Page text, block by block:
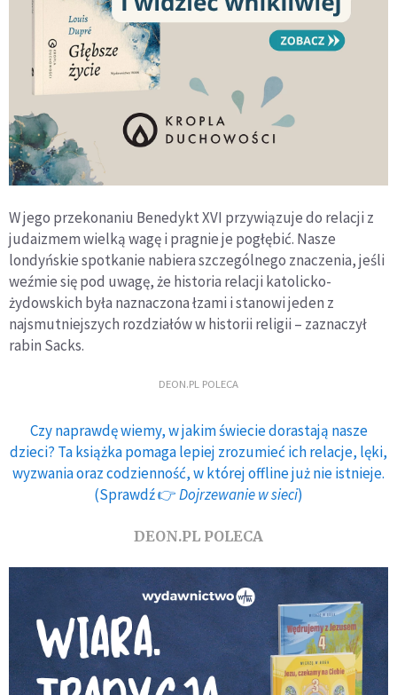
W jego przekonaniu Benedykt XVI przywiązuje do relacji z
judaizmem wielką wagę i pragnie je pogłębić. Nasze
londyńskie spotkanie nabiera szczególnego znaczenia, jeśli
weźmie się pod uwagę, że historia relacji katolicko-
żydowskich była naznaczona łzami i stanowi jeden z
najsmutniejszych rozdziałów w historii religii – zaznaczył
rabin Sacks.
DEON.PL POLECA
Czy naprawdę wiemy, w jakim świecie dorastają nasze
dzieci? Ta książka pomaga lepiej zrozumieć ich relacje, lęki,
wyzwania oraz codzienność, w której offline już nie istnieje.
(Sprawdź 👉Dojrzewanie w sieci)
DEON.PL POLECA